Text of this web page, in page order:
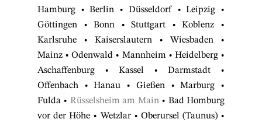
Hamburg •Berlin • Düsseldorf•Leipzig •
Göttingen •Bonn •Stuttgart •Koblenz •
Karlsruhe • Kaiserslautern • Wiesbaden •
Mainz •Odenwald • Mannheim• Heidelberg•
Aschaffenburg • Kassel • Darmstadt •
Offenbach •Hanau • Gießen•Marburg •
Fulda • Rüsselsheim am Main• Bad Homburg
vor der Höhe • Wetzlar• Oberursel (Taunus)•